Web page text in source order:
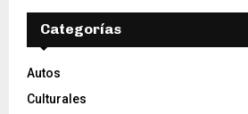
Categorías
Autos
Culturales